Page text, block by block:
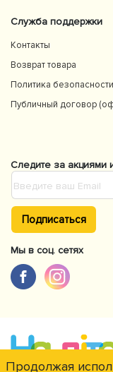
Служба поддержки
Контакты
Возврат товара
Политика безопасности
Публичный договор
Следите за акциями
Подписаться
Мы в соц. сетях
Продолжая